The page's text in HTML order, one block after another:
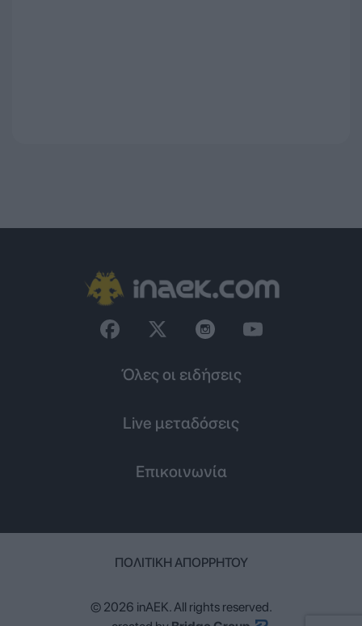
Όλες οι ειδήσεις
Live μεταδόσεις
Επικοινωνία
ΠΟΛΙΤΙΚΉ ΑΠΟΡΡΉΤΟΥ
© 2026 inAEK. All rights reserved.